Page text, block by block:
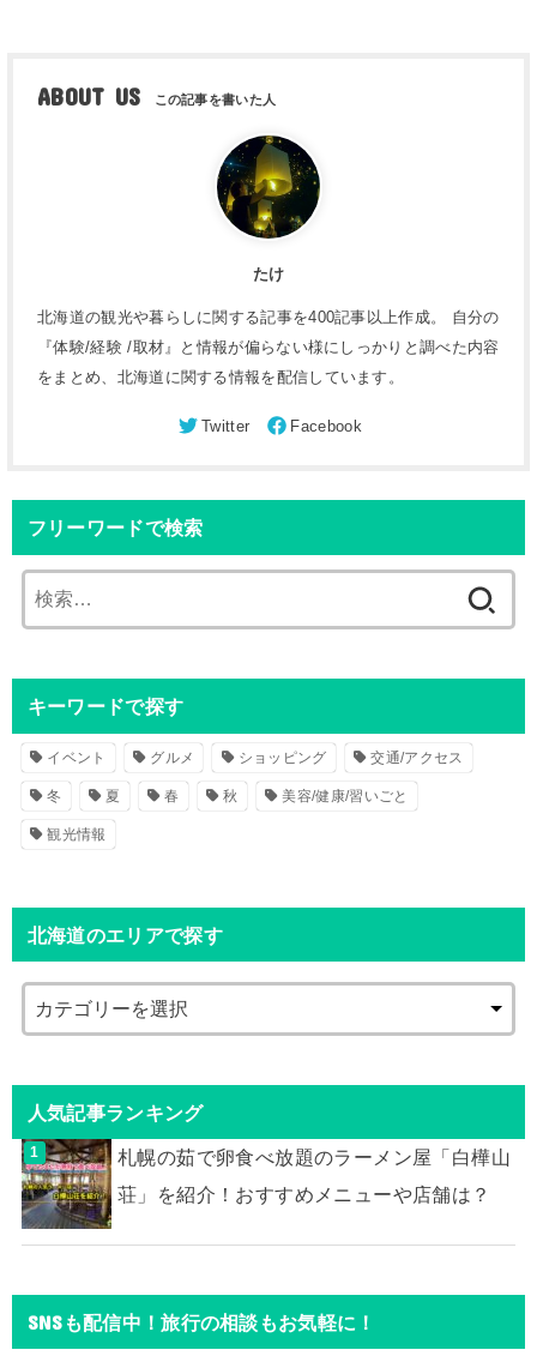
ABOUT US
たけ
北海道の観光や暮らしに関する記事を400記事以上作成。 自分の
『体験/経験 /取材』と情報が偏らない様にしっかりと調べた内容
をまとめ、北海道に関する情報を配信しています。
フリーワードで検索
索
キーワードで探す
イベント グルメ ショッピング 交通/アクセス
冬 夏 春 秋 美容/健康/習いごと
観光情報
北海道のエリアで探す
人気記事ランキング
札幌の茹で卵食べ放題のラーメン屋「白樺山
荘」を紹介！おすすめメニューや店舗は？
SNSも配信中！旅行の相談もお気軽に！